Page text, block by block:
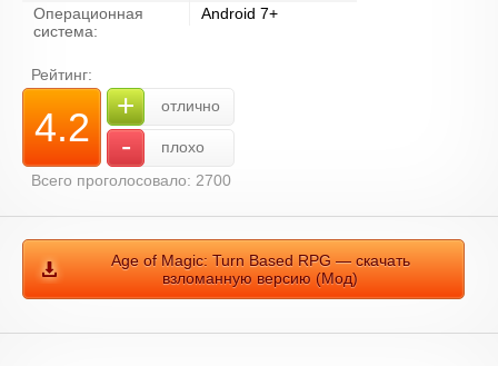
Операционная
система:
Android 7+
Рейтинг:
4.2 + отлично
-
плохо
Всего проголосовало: 2700
Age of Magic: Turn Based RPG — скачать
взломанную версию (Мод)